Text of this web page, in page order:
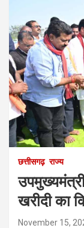
छत्तीसगढ़ राज्य
खरीदी का
November 15,